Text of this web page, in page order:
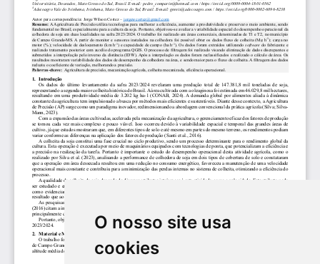
O nosso site usa
cookies